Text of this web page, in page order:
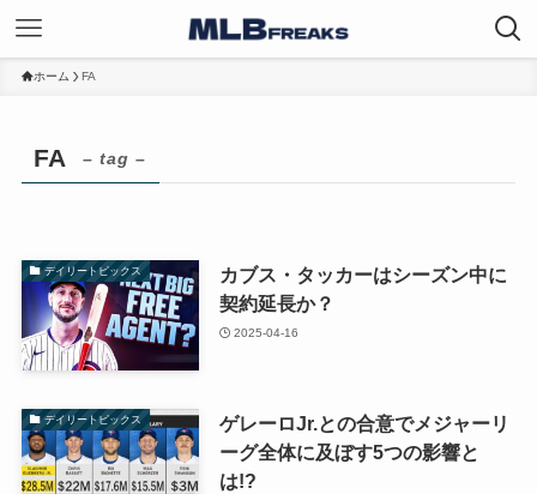
ホーム FA
FA – tag –
デイリートピックス
カブス・タッカーはシーズン中に
契約延長か？
2025-04-16
デイリートピックス
ゲレーロJr.との合意でメジャーリ
ーグ全体に及ぼす5つの影響と
は!?